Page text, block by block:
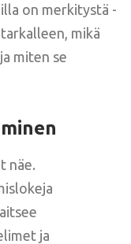
on merkitystä -
mikä
miten se
näe.
ja